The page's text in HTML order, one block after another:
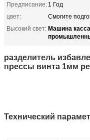
Предписание: 1 Год
цвет:
Смогите
Высокий свет: Машина
разделитель
прессы винта 1мм
Технический